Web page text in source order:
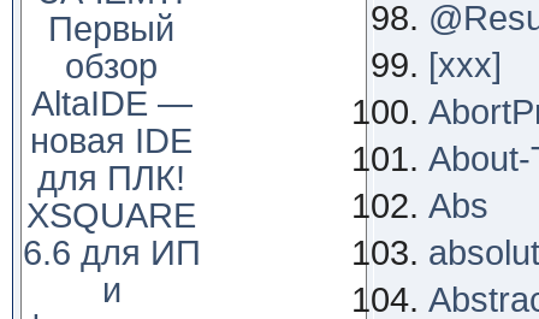
Первый
обзор
AltaIDE —
новая IDE
для ПЛК!
XSQUARE
6.6 для ИП
и
[xxx]
Abs